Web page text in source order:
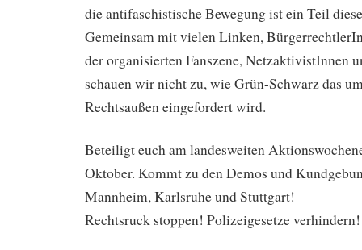
die antifaschistische Bewegung ist ein Teil
Gemeinsam mit vielen Linken,
der organisierten Fanszene, NetzaktivistInnen
schauen wir nicht zu, wie Grün-Schwarz das
Rechtsaußen eingefordert wird.
Beteiligt euch am landesweiten
Oktober. Kommt zu den Demos und
Mannheim, Karlsruhe und Stuttgart!
Rechtsruck stoppen! Polizeigesetze verhindern!